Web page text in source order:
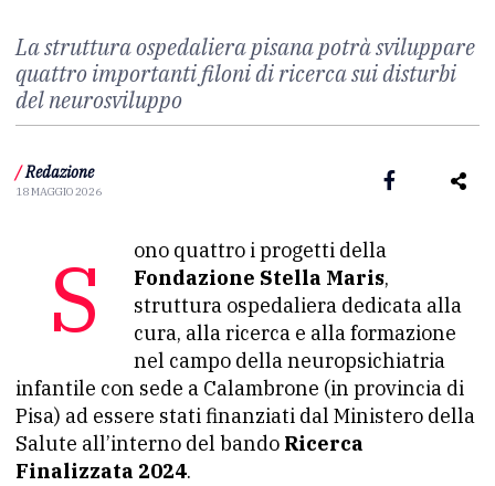
La struttura ospedaliera pisana potrà sviluppare
quattro importanti filoni di ricerca sui disturbi
del neurosviluppo
/ Redazione
18 MAGGIO 2026
Sono quattro i progetti della
Fondazione Stella Maris,
struttura ospedaliera dedicata alla
cura, alla ricerca e alla formazione
nel campo della neuropsichiatria
infantile con sede a Calambrone (in provincia di
Pisa) ad essere stati finanziati dal Ministero della
Salute all’interno del bando Ricerca
Finalizzata 2024.